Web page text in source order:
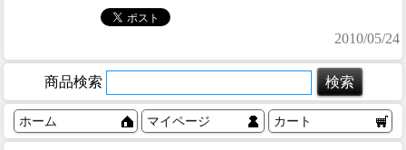
2010/05/24
商品検索
ホーム マイページ カート